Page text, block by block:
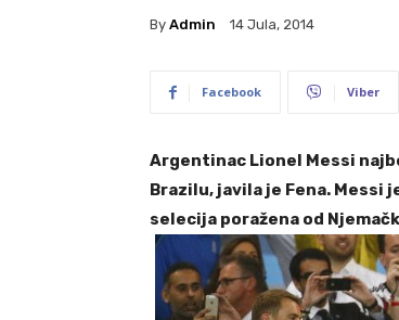
By Admin 14 Jula, 2014
Facebook Viber
Argentinac Lionel Messi
Brazilu, javila je Fena.
selecija poražena od